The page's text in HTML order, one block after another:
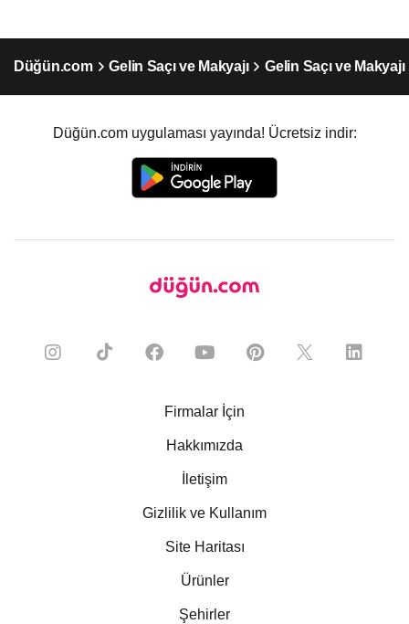
Düğün.com Gelin Saçı ve Makyajı Gelin Saçı ve
Düğün.com uygulaması yayında! Ücretsiz indir:
Firmalar İçin
Hakkımızda
İletişim
Gizlilik ve Kullanım
Site Haritası
Ürünler
Şehirler